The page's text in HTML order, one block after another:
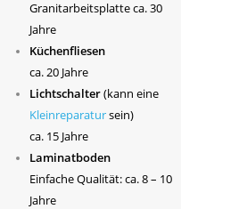
Granitarbeitsplatte ca. 30
Jahre
Küchenfliesen
ca. 20 Jahre
Lichtschalter(kann eine
Kleinreparatursein)
ca. 15 Jahre
Laminatboden
Einfache Qualität: ca. 8 – 10
Jahre